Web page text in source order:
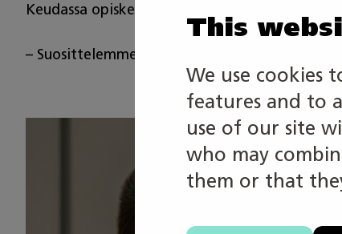
This
We use cookies
features and to
use of our site
who may
them or that
Keudassa opiskelevat Leevi ja Viljami
– Suosittelemme tätä ehdottomasti kaikille,